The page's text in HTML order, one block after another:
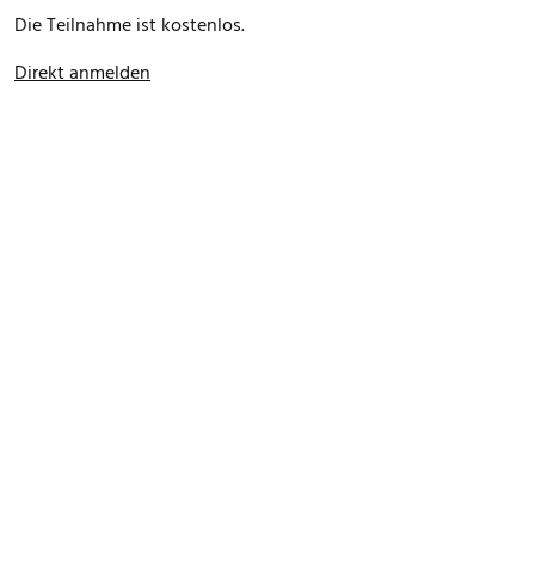
Die Teilnahme ist kostenlos.
Direkt anmelden